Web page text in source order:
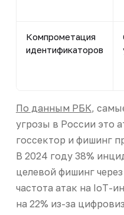
Компрометация
идентификаторов
По данным РБК,
угрозы в России это
госсектор и фишинг
В 2024 году 38%
целевой фишинг
частота атак на IoT-
на 22% из-за